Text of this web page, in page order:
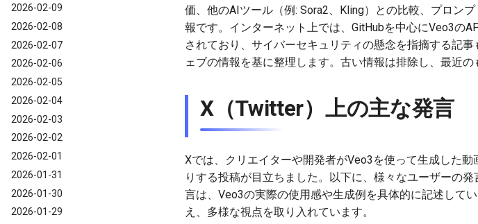
2026-02-09
2026-02-08
2026-02-07
2026-02-06
2026-02-05
2026-02-04
2026-02-03
2026-02-02
2026-02-01
2026-01-31
2026-01-30
2026-01-29
価、他のAIツール（例: Sora2、Kling）との比較、プロン
報です。インターネット上では、GitHubを中心にVeo3の
されており、サイバーセキュリティの懸念を指摘する記
ェブの情報を基に整理します。古い情報は排除し、最近の
X（Twitter）上の主な発言
Xでは、クリエイターや開発者がVeo3を使って生成した
りする投稿が目立ちました。以下に、様々なユーザーの
言は、Veo3の実際の使用感や生成例を具体的に記述して
え、多様な視点を取り入れています。